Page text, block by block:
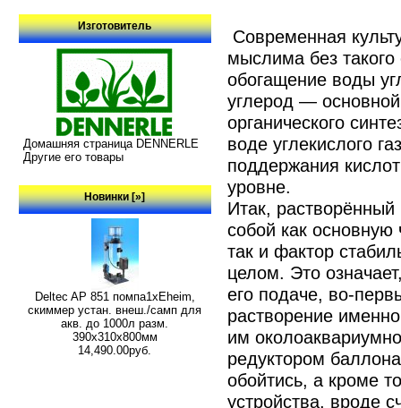
Изготовитель
Домашняя страница DENNERLE
Другие его товары
Новинки [»]
Deltec AP 851 помпа1xEheim,
скиммер устан. внеш./самп для
акв. до 1000л разм.
390х310х800мм
14,490.00руб.
Современная
мыслима без
обогащение воды
углерод —
органического
воде углекислого
поддержания
уровне.
Итак, растворённый
собой как
так и фактор
целом. Это
его подаче, во-
растворение
им
редуктором
обойтись, а кроме
устройства, вроде